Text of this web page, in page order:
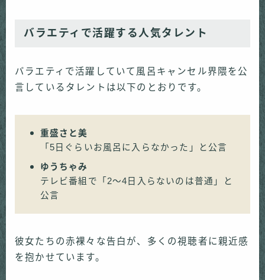
バラエティで活躍する人気タレント
バラエティで活躍していて風呂キャンセル界隈を公
言しているタレントは以下のとおりです。
重盛さと美
「5日ぐらいお風呂に入らなかった」と公言
ゆうちゃみ
テレビ番組で「2～4日入らないのは普通」と
公言
彼女たちの赤裸々な告白が、多くの視聴者に親近感
を抱かせています。